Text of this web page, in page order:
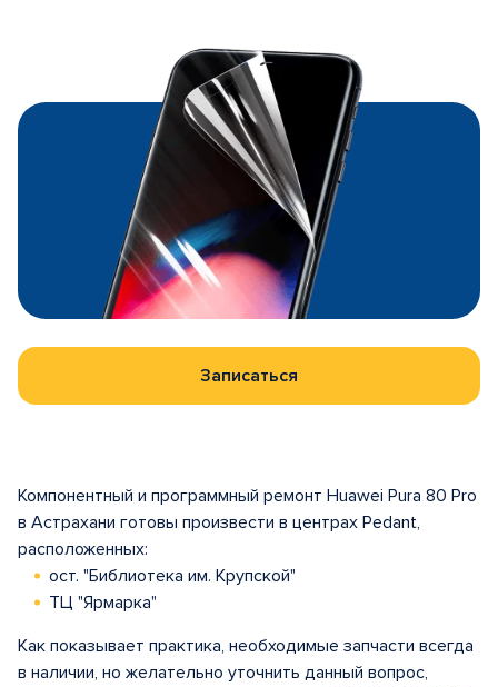
Записаться
Компонентный и программный ремонт Huawei Pura 80 Pro
в Астрахани готовы произвести в центрах Pedant,
расположенных:
ост. "Библиотека им. Крупской"
ТЦ "Ярмарка"
Как показывает практика, необходимые запчасти всегда
в наличии, но желательно уточнить данный вопрос,